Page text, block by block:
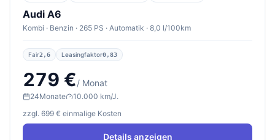
Audi A6
Kombi · Benzin · 265 PS · Automatik · 8,0 l/100km
Fair2,6 Leasingfaktor0,83
279 €/ Monat
24Monate
10.000 km/J.
zzgl. 699 € einmalige Kosten
Details anzeigen